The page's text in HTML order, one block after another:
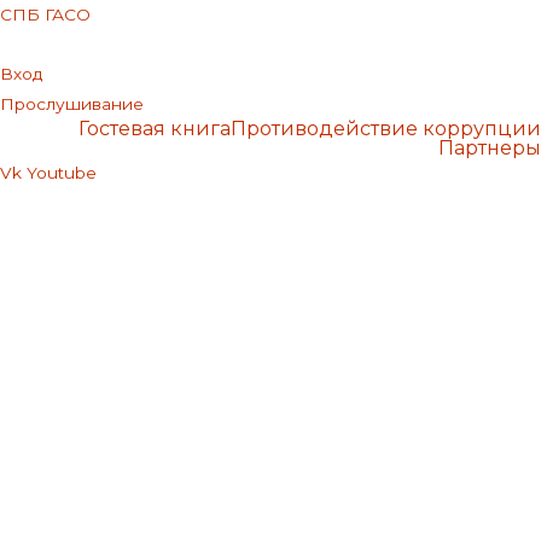
СПБ ГАСО
Вход
Прослушивание
Гостевая книгаПротиводействие коррупции
Партнеры
Vk Youtube